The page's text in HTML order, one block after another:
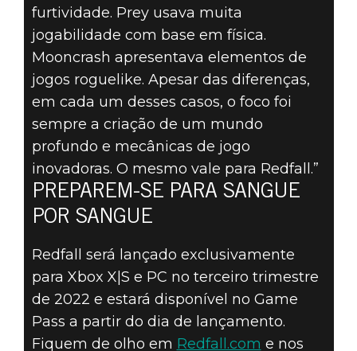
furtividade. Prey usava muita
jogabilidade com base em física.
Mooncrash apresentava elementos de
jogos roguelike. Apesar das diferenças,
em cada um desses casos, o foco foi
sempre a criação de um mundo
profundo e mecânicas de jogo
inovadoras. O mesmo vale para Redfall.”
PREPAREM-SE PARA SANGUE
POR SANGUE
Redfall será lançado exclusivamente
para Xbox X|S e PC no terceiro trimestre
de 2022 e estará disponível no Game
Pass a partir do dia de lançamento.
Fiquem de olho em Redfall.com e nos